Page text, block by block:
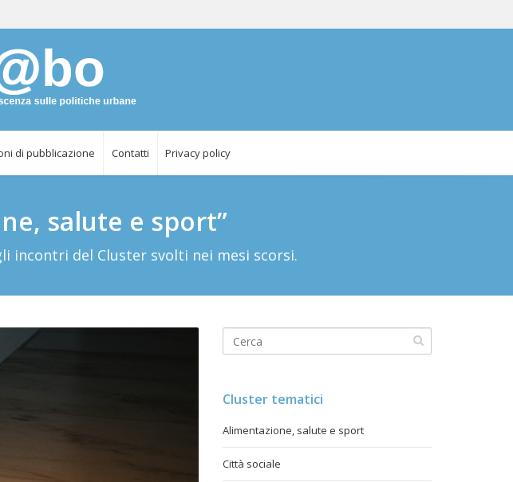
di pubblicazione Contatti Privacy policy
salute e sport”
incontri del Cluster svolti nei mesi scorsi.
Cluster tematici
Alimentazione, salute e sport
Città sociale